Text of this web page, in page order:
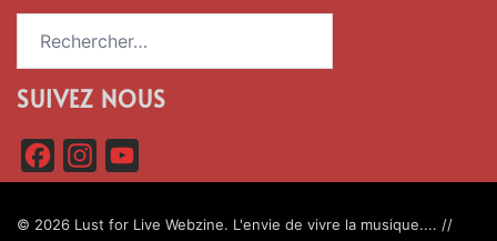
SUIVEZ NOUS
a
c
n
s
o
u
© 2026 Lust for Live Webzine. L'envie de vivre la musique.... //